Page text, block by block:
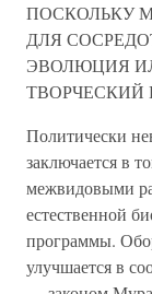
ПОСКОЛЬКУ
ДЛЯ
ЭВОЛЮЦИЯ
ТВОРЧЕСКИЙ
Политически
заключается в
межвидовыми
естественной
программы.
улучшается в